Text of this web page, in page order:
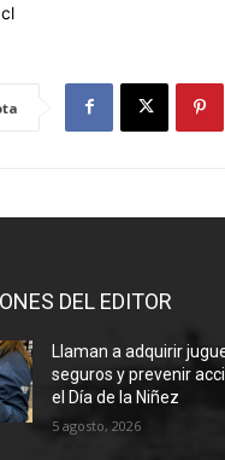
DEL EDITOR
Llaman a adquirir
seguros y prevenir
el Día de la Niñez
5 agosto, 2026